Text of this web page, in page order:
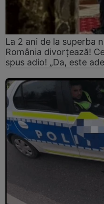
La 2 ani de la superba
România divorțează!
spus adio! „Da, este